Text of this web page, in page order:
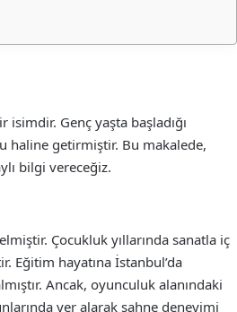
Genç yaşta başladığı
haline getirmiştir. Bu makalede,
bilgi vereceğiz.
Çocukluk yıllarında sanatla iç
Eğitim hayatına İstanbul’da
Ancak, oyunculuk alanındaki
yer alarak sahne deneyimi